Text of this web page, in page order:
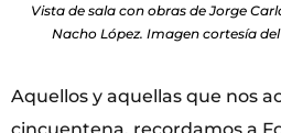
Vista de sala con obras de Jorge
Nacho López. Imagen cortesía
Aquellos y aquellas que nos